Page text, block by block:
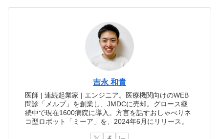
吉永 和貴
医師 | 連続起業家 | エンジニア。医療機関向けのWEB
問診「メルプ」を創業し、JMDCに売却。グロース継
続中で現在1600病院に導入。方言を話すおしゃべりネ
コ型ロボット「ミーア」を、2024年6月にリリース。